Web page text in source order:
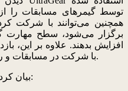
توسط گیمرهای مسابقات را از
همچنین می‌توانند با شرکت
افزایش بدهند. علاوه بر این،
با شرکت در مسابقات و رویدادهای مختلف برنده جوایز شوند.
محمد النیمر مدیر فروش EWCF بیان کرده: